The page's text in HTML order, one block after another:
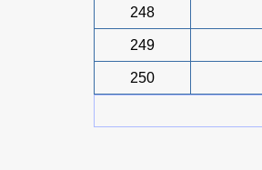
248
249
250